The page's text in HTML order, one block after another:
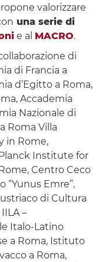
valorizzare
una serie di
e al MACRO.
di
di Francia a
d’Egitto a Roma,
Accademia
Nazionale di
Roma Villa
in Rome,
Institute for
Centro Ceco
“Yunus Emre”,
di Cultura
–
Italo-Latino
a Roma, Istituto
a Roma,